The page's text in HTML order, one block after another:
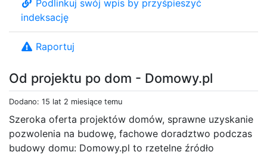
Od projektu po dom - Domowy.pl
Dodano: 15 lat 2 miesiące temu
Szeroka oferta projektów domów, sprawne uzyskanie
pozwolenia na budowę, fachowe doradztwo podczas
budowy domu: Domowy.pl to rzetelne źródło
Podlinkuj swój wpis by przyśpieszyć
indeksację
Raportuj